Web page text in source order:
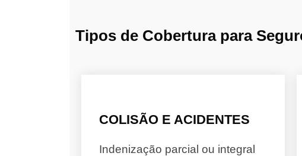
Tipos de Cobertura para
COLISÃO E ACIDENTES
Indenização parcial ou integral